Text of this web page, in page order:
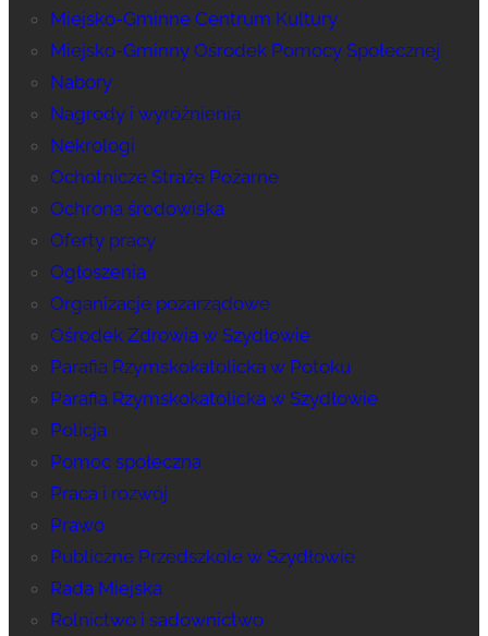
Miejsko-Gminne Centrum Kultury
Miejsko-Gminny Ośrodek Pomocy Społecznej
Nabory
Nagrody i wyróżnienia
Nekrologi
Ochotnicze Straże Pożarne
Ochrona środowiska
Oferty pracy
Ogłoszenia
Organizacje pozarządowe
Ośrodek Zdrowia w Szydłowie
Parafia Rzymskokatolicka w Potoku
Parafia Rzymskokatolicka w Szydłowie
Policja
Pomoc społeczna
Praca i rozwój
Prawo
Publiczne Przedszkole w Szydłowie
Rada Miejska
Rolnictwo i sadownictwo